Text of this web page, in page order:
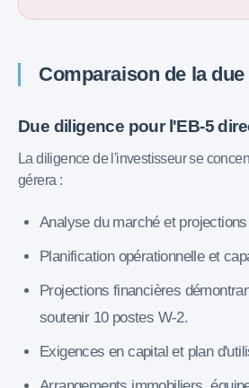
Comparaison de la
Due diligence pour l'EB-5
La diligence de l'investisseur se
gérera :
Analyse du marché et
Planification opérationnelle et
Projections financières
soutenir 10 postes W-2.
Exigences en capital et plan